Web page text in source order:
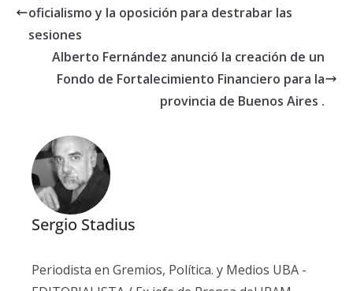
oficialismo y la oposición para destrabar las
sesiones
Alberto Fernández anunció la creación de un
Fondo de Fortalecimiento Financiero para la
provincia de Buenos Aires .
Sergio Stadius
Periodista en Gremios, Política. y Medios UBA -